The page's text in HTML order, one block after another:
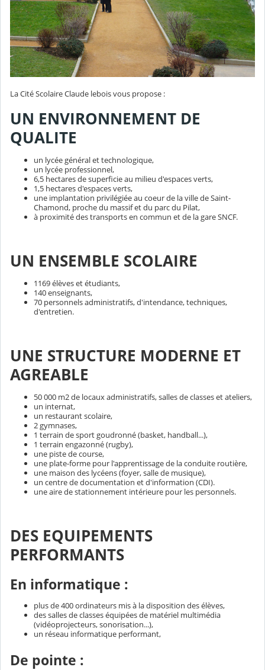
La Cité Scolaire Claude lebois vous propose :
UN ENVIRONNEMENT DE
QUALITE
un lycée général et technologique,
un lycée professionnel,
6,5 hectares de superficie au milieu d'espaces verts,
1,5 hectares d'espaces verts,
une implantation privilégiée au coeur de la ville de Saint-
Chamond, proche du massif et du parc du Pilat,
à proximité des transports en commun et de la gare SNCF.
UN ENSEMBLE SCOLAIRE
1169 élèves et étudiants,
140 enseignants,
70 personnels administratifs, d'intendance, techniques,
d'entretien.
UNE STRUCTURE MODERNE ET
AGREABLE
50 000 m2 de locaux administratifs, salles de classes et ateliers,
un internat,
un restaurant scolaire,
2 gymnases,
1 terrain de sport goudronné (basket, handball...),
1 terrain engazonné (rugby),
une piste de course,
une plate-forme pour l'apprentissage de la conduite routière,
une maison des lycéens (foyer, salle de musique),
un centre de documentation et d'information (CDI).
une aire de stationnement intérieure pour les personnels.
DES EQUIPEMENTS
PERFORMANTS
En informatique :
plus de 400 ordinateurs mis à la disposition des élèves,
des salles de classes équipées de matériel multimédia
(vidéoprojecteurs, sonorisation...),
un réseau informatique performant,
De pointe :